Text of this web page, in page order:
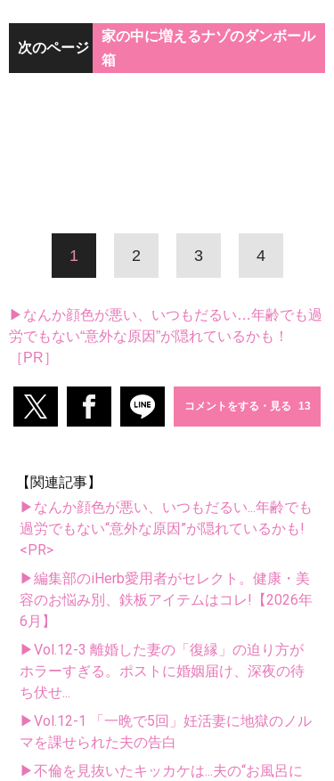
次のページ
家の中に増えるナゾのダンボール
箱
1 2 3 4
▶なんか顔色が悪い、いつもだるい…年齢でも過
労でもない“意外な原因”が隠れているかも！
［PR］
コメントをする・見る
【関連記事】
▶なんか顔色が悪い、いつもだるい...年齢でも
過労でもない“意外な原因”が隠れているかも!
<PR>
▶編集部のiHerb愛用者がセレクト。健康・美
容のお悩み別、鉄板アイテムはコレ!【2026年
6月】
▶Vol.12-3 離婚した妻の「復縁」の迫り方が
ホラーすぎる。ポストに婚姻届け、深夜の待
ち伏せ...
▶Vol.12-1 「一晩で5回」妊活妻に地獄のノル
マを課せられた夫の告白
▶不倫を見抜いたキッカケは...夫の“お風呂に